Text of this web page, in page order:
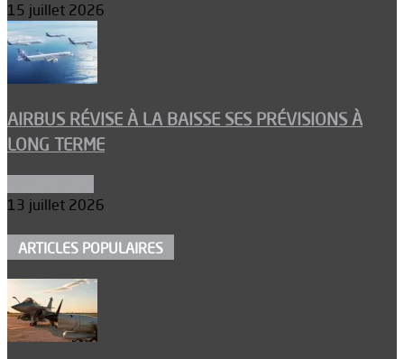
15 juillet 2026
AIRBUS RÉVISE À LA BAISSE SES PRÉVISIONS À
LONG TERME
13 juillet 2026
ARTICLES POPULAIRES